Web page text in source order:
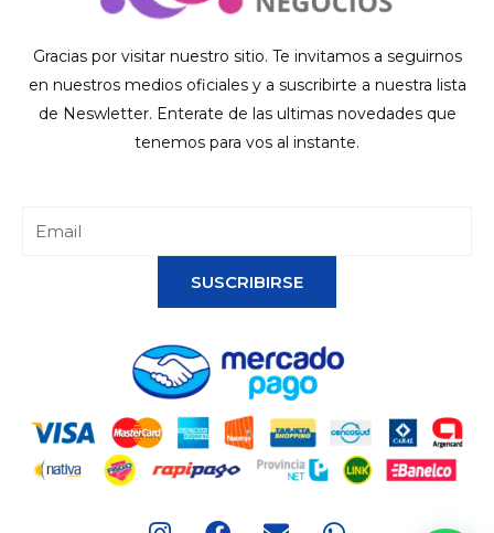
Gracias por visitar nuestro sitio. Te invitamos a seguirnos
en nuestros medios oficiales y a suscribirte a nuestra lista
de Neswletter. Enterate de las ultimas novedades que
tenemos para vos al instante.
SUSCRIBIRSE